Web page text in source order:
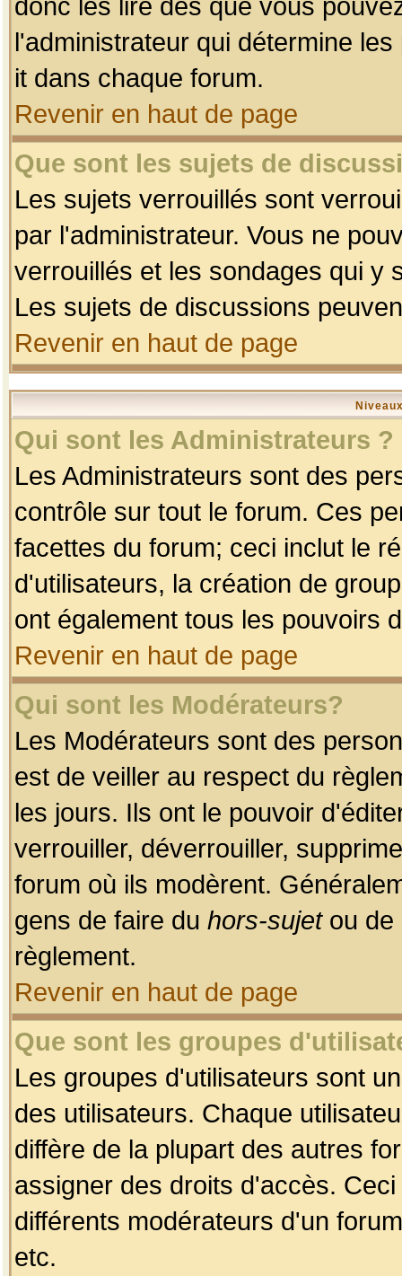
l'administrateur qui détermine
it dans chaque forum.
Revenir en haut de page
Que sont les sujets de
Les sujets verrouillés sont
par l'administrateur. Vous ne
verrouillés et les sondages qui y
Les sujets de discussions
Revenir en haut de page
Qui sont les Administrateurs ?
Les Administrateurs sont des
contrôle sur tout le forum. Ces
facettes du forum; ceci inclut le
d'utilisateurs, la création de
ont également tous les pouvoirs
Revenir en haut de page
Qui sont les Modérateurs?
Les Modérateurs sont des
est de veiller au respect du
les jours. Ils ont le pouvoir
verrouiller, déverrouiller,
forum où ils modèrent.
gens de faire du hors-sujetou de
règlement.
Revenir en haut de page
Que sont les groupes
Les groupes d'utilisateurs sont
des utilisateurs. Chaque
diffère de la plupart des autres
assigner des droits d'accès.
différents modérateurs d'un
etc.